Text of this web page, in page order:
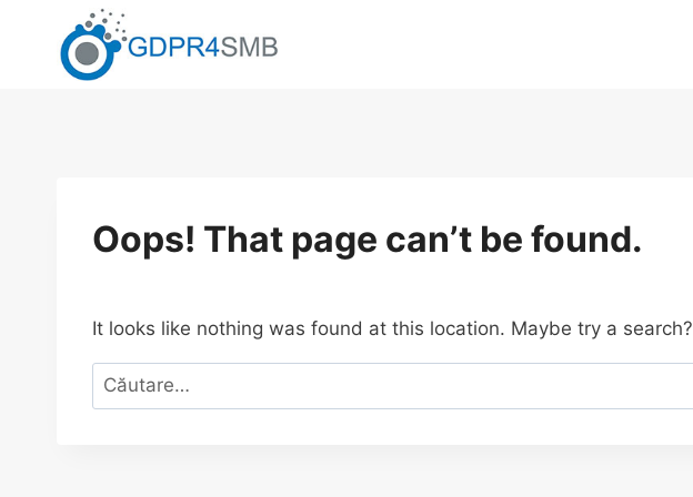
content
Oops! That page can’t be found.
It looks like nothing was found at this location. Maybe try a search?
Caută
după: